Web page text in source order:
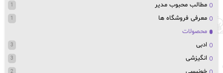
مطالب محبوب مدیر 1
معرفی فروشگاه ها 1
محصولات
ادبی
3
انگیزشی 3